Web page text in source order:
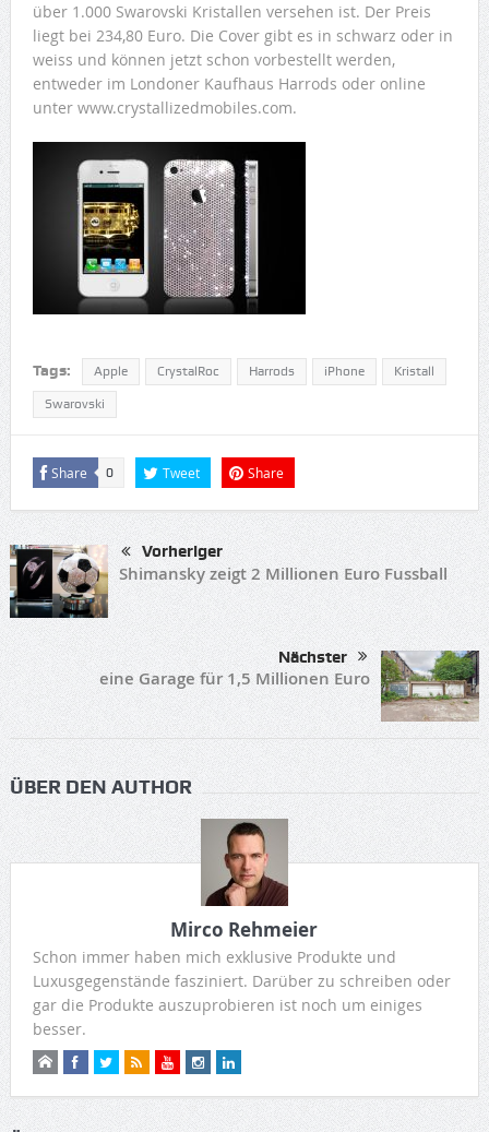
über 1.000 Swarovski Kristallen versehen ist. Der Preis
liegt bei 234,80 Euro. Die Cover gibt es in schwarz oder in
weiss und können jetzt schon vorbestellt werden,
entweder im Londoner Kaufhaus Harrods oder online
unter www.crystallizedmobiles.com.
Tags: Apple CrystalRoc Harrods iPhone Kristall
Swarovski
Share 0 Tweet Share
Vorheriger
Shimansky zeigt 2 Millionen Euro Fussball
Nächster
eine Garage für 1,5 Millionen Euro
ÜBER DEN AUTHOR
Mirco Rehmeier
Schon immer haben mich exklusive Produkte und
Luxusgegenstände fasziniert. Darüber zu schreiben oder
gar die Produkte auszuprobieren ist noch um einiges
besser.